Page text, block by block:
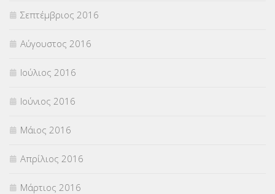
Σεπτέμβριος 2016
Αύγουστος 2016
Ιούλιος 2016
Ιούνιος 2016
Μάιος 2016
Απρίλιος 2016
Μάρτιος 2016